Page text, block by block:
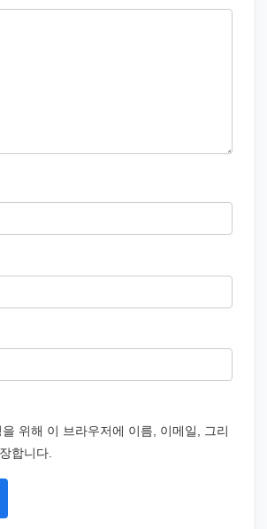
위해 이 브라우저에 이름, 이메일, 그리
합니다.